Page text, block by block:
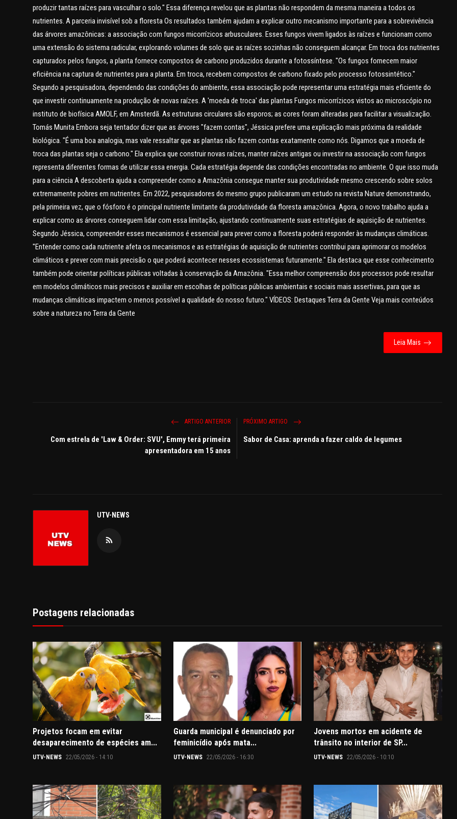
produzir tantas raízes para vasculhar o solo." Essa diferença revelou que as plantas não respondem da mesma maneira a todos os
nutrientes. A parceria invisível sob a floresta Os resultados também ajudam a explicar outro mecanismo importante para a sobrevivência
das árvores amazônicas: a associação com fungos micorrízicos arbusculares. Esses fungos vivem ligados às raízes e funcionam como
uma extensão do sistema radicular, explorando volumes de solo que as raízes sozinhas não conseguem alcançar. Em troca dos nutrientes
capturados pelos fungos, a planta fornece compostos de carbono produzidos durante a fotossíntese. "Os fungos fornecem maior
eficiência na captura de nutrientes para a planta. Em troca, recebem compostos de carbono fixado pelo processo fotossintético."
Segundo a pesquisadora, dependendo das condições do ambiente, essa associação pode representar uma estratégia mais eficiente do
que investir continuamente na produção de novas raízes. A 'moeda de troca' das plantas Fungos micorrízicos vistos ao microscópio no
instituto de biofísica AMOLF, em Amsterdã. As estruturas circulares são esporos; as cores foram alteradas para facilitar a visualização.
Tomás Munita Embora seja tentador dizer que as árvores "fazem contas", Jéssica prefere uma explicação mais próxima da realidade
biológica. "É uma boa analogia, mas vale ressaltar que as plantas não fazem contas exatamente como nós. Digamos que a moeda de
troca das plantas seja o carbono." Ela explica que construir novas raízes, manter raízes antigas ou investir na associação com fungos
representa diferentes formas de utilizar essa energia. Cada estratégia depende das condições encontradas no ambiente. O que isso muda
para a ciência A descoberta ajuda a compreender como a Amazônia consegue manter sua produtividade mesmo crescendo sobre solos
extremamente pobres em nutrientes. Em 2022, pesquisadores do mesmo grupo publicaram um estudo na revista Nature demonstrando,
pela primeira vez, que o fósforo é o principal nutriente limitante da produtividade da floresta amazônica. Agora, o novo trabalho ajuda a
explicar como as árvores conseguem lidar com essa limitação, ajustando continuamente suas estratégias de aquisição de nutrientes.
Segundo Jéssica, compreender esses mecanismos é essencial para prever como a floresta poderá responder às mudanças climáticas.
"Entender como cada nutriente afeta os mecanismos e as estratégias de aquisição de nutrientes contribui para aprimorar os modelos
climáticos e prever com mais precisão o que poderá acontecer nesses ecossistemas futuramente." Ela destaca que esse conhecimento
também pode orientar políticas públicas voltadas à conservação da Amazônia. "Essa melhor compreensão dos processos pode resultar
em modelos climáticos mais precisos e auxiliar em escolhas de políticas públicas ambientais e sociais mais assertivas, para que as
mudanças climáticas impactem o menos possível a qualidade do nosso futuro." VÍDEOS: Destaques Terra da Gente Veja mais conteúdos
sobre a natureza no Terra da Gente
Leia Mais
ARTIGO ANTERIOR
Com estrela de 'Law & Order: SVU', Emmy terá primeira
apresentadora em 15 anos
PRÓXIMO ARTIGO
Sabor de Casa: aprenda a fazer caldo de legumes
UTV-NEWS
Postagens relacionadas
Projetos focam em evitar
desaparecimento de espécies am...
UTV-NEWS 22/05/2026 - 14:10
Guarda municipal é denunciado por
feminicídio após mata...
UTV-NEWS 22/05/2026 - 16:30
Jovens mortos em acidente de
trânsito no interior de SP...
UTV-NEWS 22/05/2026 - 10:10